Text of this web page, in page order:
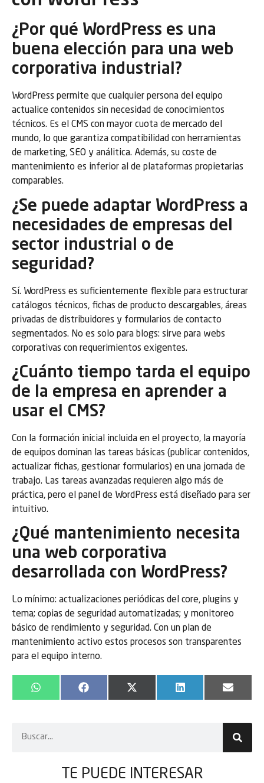
¿Por qué WordPress es una
buena elección para una web
corporativa industrial?
WordPress permite que cualquier persona del equipo
actualice contenidos sin necesidad de conocimientos
técnicos. Es el CMS con mayor cuota de mercado del
mundo, lo que garantiza compatibilidad con herramientas
de marketing, SEO y análitica. Además, su coste de
mantenimiento es inferior al de plataformas propietarias
comparables.
¿Se puede adaptar WordPress a
necesidades de empresas del
sector industrial o de
seguridad?
Sí. WordPress es suficientemente flexible para estructurar
catálogos técnicos, fichas de producto descargables, áreas
privadas de distribuidores y formularios de contacto
segmentados. No es solo para blogs: sirve para webs
corporativas con requerimientos exigentes.
¿Cuánto tiempo tarda el equipo
de la empresa en aprender a
usar el CMS?
Con la formación inicial incluida en el proyecto, la mayoría
de equipos dominan las tareas básicas (publicar contenidos,
actualizar fichas, gestionar formularios) en una jornada de
trabajo. Las tareas avanzadas requieren algo más de
práctica, pero el panel de WordPress está diseñado para ser
intuitivo.
¿Qué mantenimiento necesita
una web corporativa
desarrollada con WordPress?
Lo mínimo: actualizaciones periódicas del core, plugins y
tema; copias de seguridad automatizadas; y monitoreo
básico de rendimiento y seguridad. Con un plan de
mantenimiento activo estos procesos son transparentes
para el equipo interno.
WhatsApp Facebook
X
(Twitter)
LinkedIn Email
TE PUEDE INTERESAR